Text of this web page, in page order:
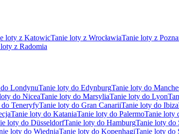
loty z KatowicTanie loty z WrocławiaTanie loty z
z Radomia
LondynuTanie loty do EdynburgTanie loty do
do NiceaTanie loty do MarsyliaTanie loty do Lyon
TeneryfyTanie loty do Gran CanariiTanie loty do Ibiza
Tanie loty do KataniaTanie loty do PalermoTanie loty
loty do DüsseldorfTanie loty do HamburgTanie loty do
loty do WiedniaTanie loty do KopenhagiTanie loty do